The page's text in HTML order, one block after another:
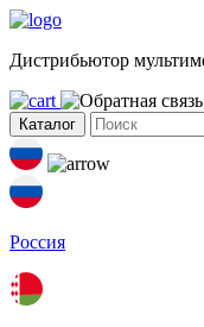
Дистрибьютор
Каталог
Россия